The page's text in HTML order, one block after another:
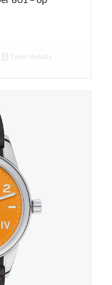
Toon details